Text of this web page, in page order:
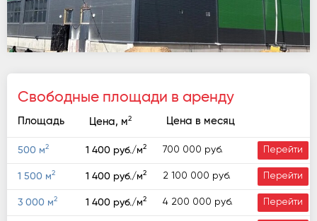
Свободные площади в аренду
Площадь Цена, м2 Цена в месяц
500 м2 1 400 руб./м2 700 000 руб. Перейти
1 500 м2 1 400 руб./м2 2 100 000 руб. Перейти
3 000 м2 1 400 руб./м2 4 200 000 руб. Перейти